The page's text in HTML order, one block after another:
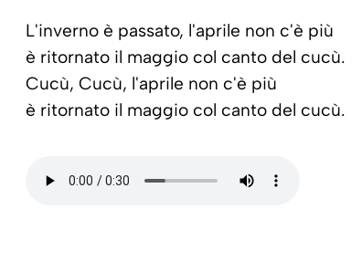
L'inverno è passato, l'aprile non c'è più
è ritornato il maggio col canto del cucù.
Cucù, Cucù, l'aprile non c'è più
è ritornato il maggio col canto del cucù.